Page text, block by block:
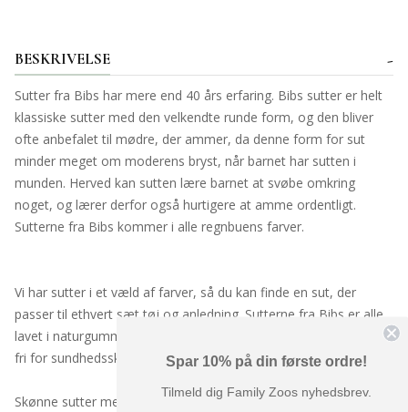
BESKRIVELSE
Sutter fra Bibs har mere end 40 års erfaring. Bibs sutter er helt
klassiske sutter med den velkendte runde form, og den bliver
ofte anbefalet til mødre, der ammer, da denne form for sut
minder meget om moderens bryst, når barnet har sutten i
munden. Herved kan sutten lære barnet at svøbe omkring
noget, og lærer derfor også hurtigere at amme ordentligt.
Sutterne fra Bibs kommer i alle regnbuens farver.
Vi har sutter i et væld af farver, så du kan finde en sut, der
passer til ethvert sæt tøj og anledning. Sutterne fra Bibs er alle
lavet i naturgummi, der er blødt og elastisk og selvfølgelig helt
fri for sundhedsskadelige stoffer.
Skønne sutter med rundt hoved i naturgummi.
Spar 10% på din første ordre!
Tilmeld dig Family Zoos nyhedsbrev.